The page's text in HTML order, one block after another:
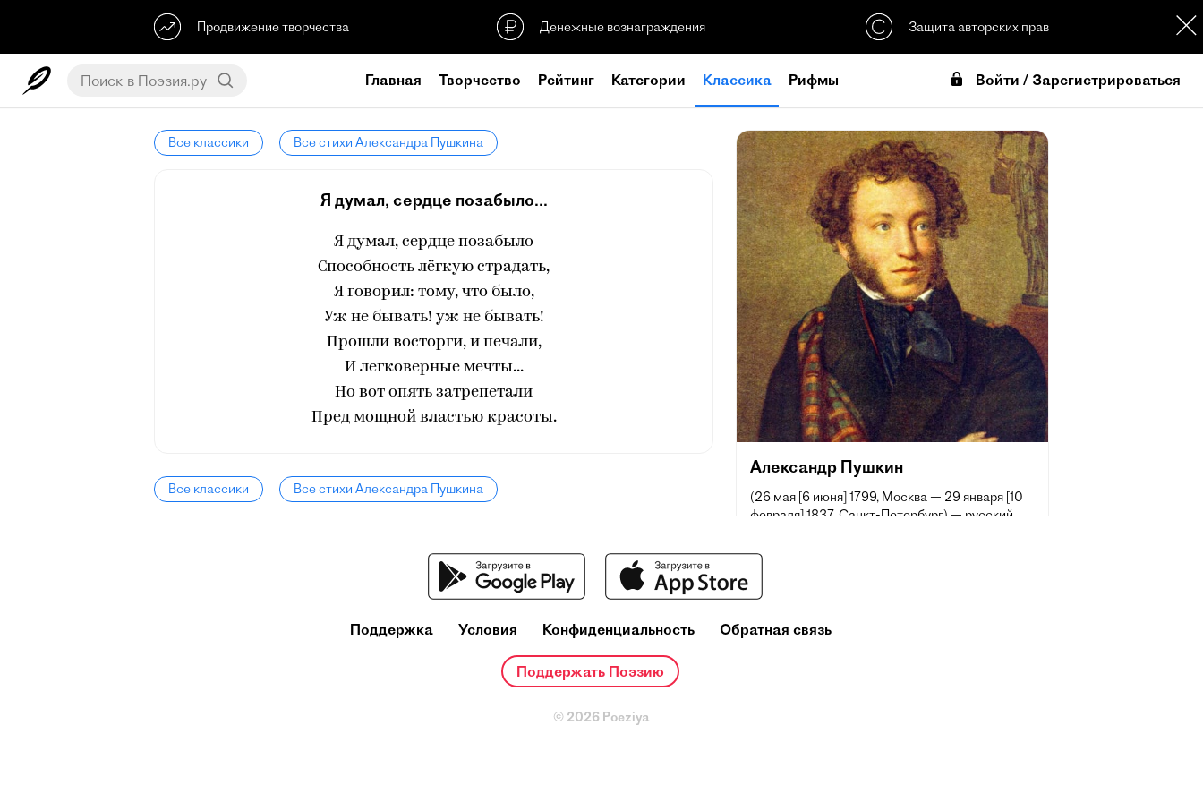
Продвижение творчества Денежные вознаграждения Защита авторских прав
Главная Творчество Рейтинг Категории Классика Рифмы Войти / Зарегистрироваться
Все классики Все стихи Александра Пушкина
Я думал, сердце позабыло...
Я думал, сердце позабыло
Способность лёгкую страдать,
Я говорил: тому, что было,
Уж не бывать! уж не бывать!
Прошли восторги, и печали,
И легковерные мечты...
Но вот опять затрепетали
Пред мощной властью красоты.
Все классики Все стихи Александра Пушкина
Александр Пушкин
(26 мая [6 июня] 1799, Москва — 29 января [10
февраля] 1837, Санкт-Петербург) — русский
русского реалистического направления, критик
деятелей первой трети XIX века.
Ещё при жизни Пушкина сложилась его
Поддержка Условия Конфиденциальность Обратная связь
Поддержать Поэзию
© 2026 Poeziya